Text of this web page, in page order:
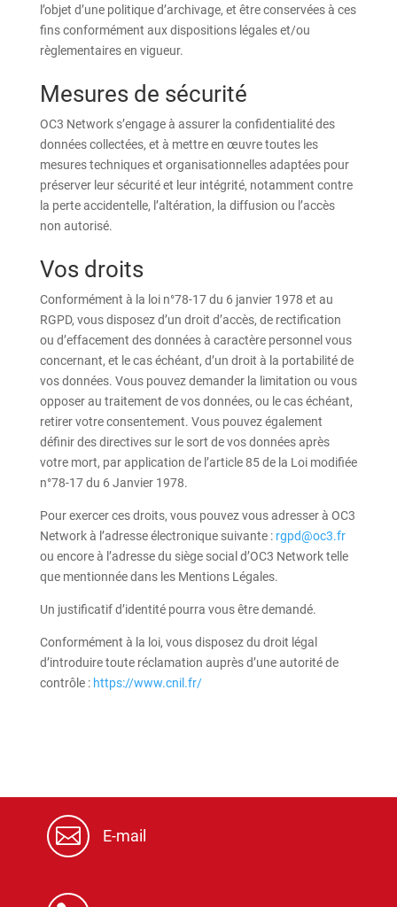
l’objet d’une politique d’archivage, et être conservées à ces
fins conformément aux dispositions légales et/ou
règlementaires en vigueur.
Mesures de sécurité
OC3 Network s’engage à assurer la confidentialité des
données collectées, et à mettre en œuvre toutes les
mesures techniques et organisationnelles adaptées pour
préserver leur sécurité et leur intégrité, notamment contre
la perte accidentelle, l’altération, la diffusion ou l’accès
non autorisé.
Vos droits
Conformément à la loi n°78-17 du 6 janvier 1978 et au
RGPD, vous disposez d’un droit d’accès, de rectification
ou d’effacement des données à caractère personnel vous
concernant, et le cas échéant, d’un droit à la portabilité de
vos données. Vous pouvez demander la limitation ou vous
opposer au traitement de vos données, ou le cas échéant,
retirer votre consentement. Vous pouvez également
définir des directives sur le sort de vos données après
votre mort, par application de l’article 85 de la Loi modifiée
n°78-17 du 6 Janvier 1978.
Pour exercer ces droits, vous pouvez vous adresser à OC3
Network à l’adresse électronique suivante : rgpd@oc3.fr
ou encore à l’adresse du siège social d’OC3 Network telle
que mentionnée dans les Mentions Légales.
Un justificatif d’identité pourra vous être demandé.
Conformément à la loi, vous disposez du droit légal
d’introduire toute réclamation auprès d’une autorité de
contrôle : https://www.cnil.fr/
 E-mail